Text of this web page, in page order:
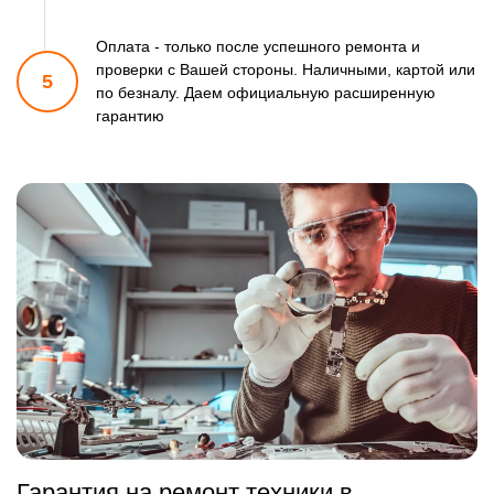
5
Оплата - только после успешного ремонта и
проверки с Вашей стороны. Наличными, картой или
по безналу. Даем официальную расширенную
гарантию